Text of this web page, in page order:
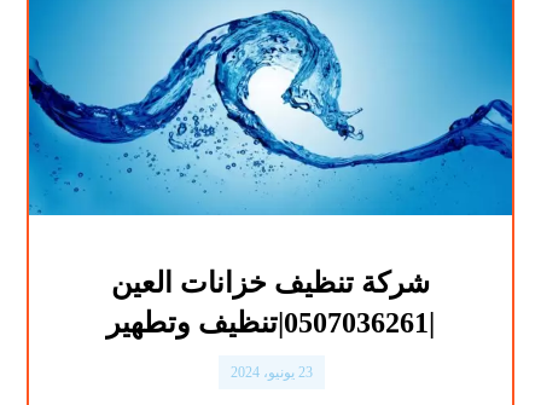
شركة تنظيف خزانات العين
|0507036261|تنظيف وتطهير
23 يونيو، 2024